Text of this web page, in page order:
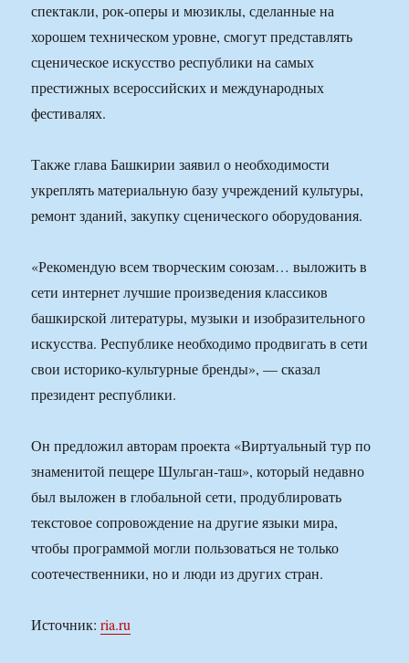
спектакли, рок-оперы и мюзиклы, сделанные на
хорошем техническом уровне, смогут представлять
сценическое искусство республики на самых
престижных всероссийских и международных
фестивалях.
Также глава Башкирии заявил о необходимости
укреплять материальную базу учреждений культуры,
ремонт зданий, закупку сценического оборудования.
«Рекомендую всем творческим союзам… выложить в
сети интернет лучшие произведения классиков
башкирской литературы, музыки и изобразительного
искусства. Республике необходимо продвигать в сети
свои историко-культурные бренды», — сказал
президент республики.
Он предложил авторам проекта «Виртуальный тур по
знаменитой пещере Шульган-таш», который недавно
был выложен в глобальной сети, продублировать
текстовое сопровождение на другие языки мира,
чтобы программой могли пользоваться не только
соотечественники, но и люди из других стран.
Источник:ria.ru